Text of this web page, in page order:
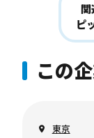
この
ピ
東京